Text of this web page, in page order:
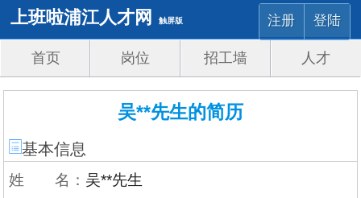
上班啦浦江人才网 触屏版 注册 登陆
首页 岗位 招工墙 人才
吴**先生的简历
基本信息
姓 名： 吴**先生